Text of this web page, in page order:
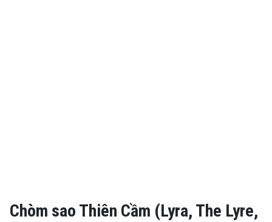
Chòm sao Thiên Cầm (Lyra, The Lyre,